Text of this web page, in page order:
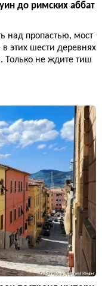
до римских аббат
над пропастью, мост
этих шести деревнях
Только не ждите тиш